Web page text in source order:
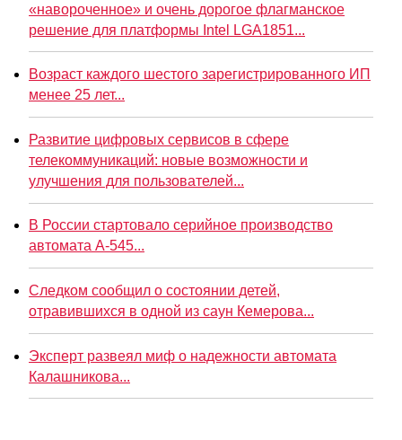
«навороченное» и очень дорогое флагманское
решение для платформы Intel LGA1851...
Возраст каждого шестого зарегистрированного ИП
менее 25 лет...
Развитие цифровых сервисов в сфере
телекоммуникаций: новые возможности и
улучшения для пользователей...
В России стартовало серийное производство
автомата А-545...
Следком сообщил о состоянии детей,
отравившихся в одной из саун Кемерова...
Эксперт развеял миф о надежности автомата
Калашникова...